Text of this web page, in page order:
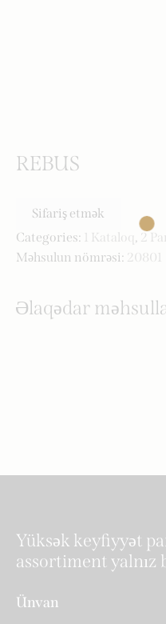
REBUS
Sifariş etmək
Categories: 1 Kataloq 2
Məhsulun nömrəsi: 20801
Əlaqədar
Yüksək keyfiyyət
assortiment yalnız
Ünvan